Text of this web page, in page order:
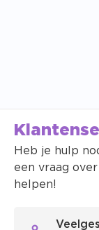
Heb je hulp
een vraag
helpen!